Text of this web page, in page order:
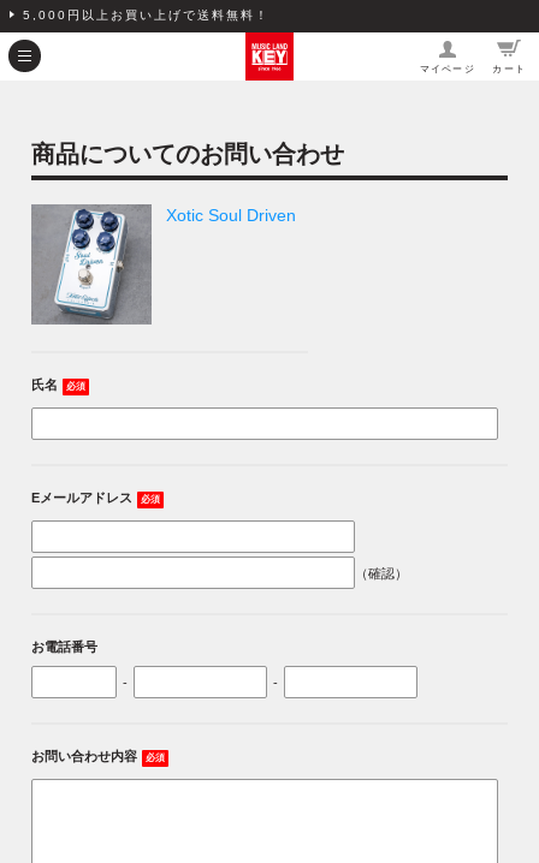
5,000円以上お買い上げで送料無料！
マイページ カート
商品についてのお問い合わせ
Xotic Soul Driven
氏名 必須
Eメールアドレス 必須
（確認）
お電話番号
- -
お問い合わせ内容 必須